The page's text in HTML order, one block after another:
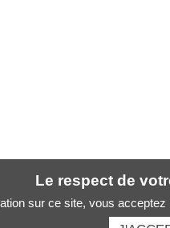
Le respect de
sur ce site, vous